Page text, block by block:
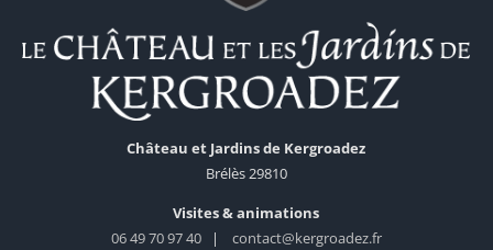
Château et Jardins de Kergroadez
Brélès 29810
Visites & animations
06 49 70 97 40
| contact@kergroadez.fr